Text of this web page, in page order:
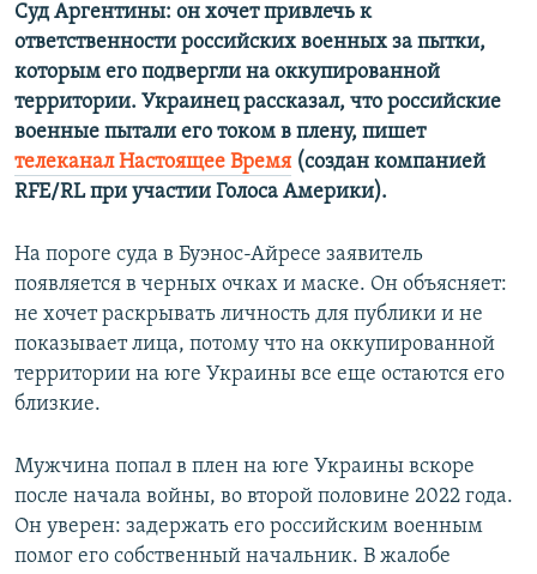
Суд Аргентины: он хочет привлечь к
ответственности российских военных за пытки,
которым его подвергли на оккупированной
территории. Украинец рассказал, что российские
военные пытали его током в плену, пишет
телеканал Настоящее Время (создан компанией
RFE/RL при участии Голоса Америки).
На пороге суда в Буэнос-Айресе заявитель
появляется в черных очках и маске. Он объясняет:
не хочет раскрывать личность для публики и не
показывает лица, потому что на оккупированной
территории на юге Украины все еще остаются его
близкие.
Мужчина попал в плен на юге Украины вскоре
после начала войны, во второй половине 2022 года.
Он уверен: задержать его российским военным
помог его собственный начальник. В жалобе